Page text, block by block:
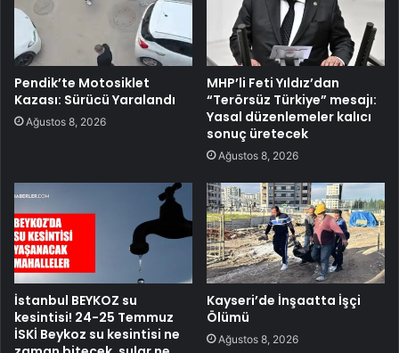
Pendik’te Motosiklet
Kazası: Sürücü Yaralandı
Ağustos 8, 2026
MHP’li Feti Yıldız’dan
“Terörsüz Türkiye” mesajı:
Yasal düzenlemeler kalıcı
sonuç üretecek
Ağustos 8, 2026
İstanbul BEYKOZ su
kesintisi! 24-25 Temmuz
İSKİ Beykoz su kesintisi ne
Kayseri’de İnşaatta İşçi
Ölümü
Ağustos 8, 2026